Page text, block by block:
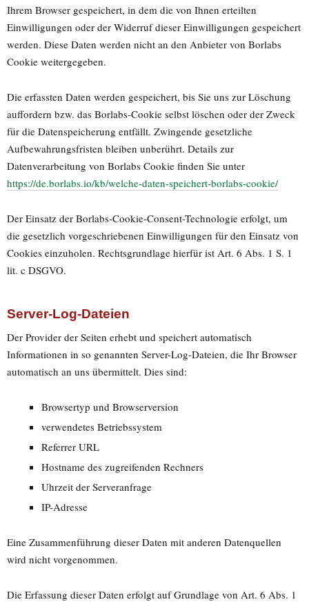
Ihrem Browser gespeichert, in dem die von Ihnen erteilten
Einwilligungen oder der Widerruf dieser Einwilligungen gespeichert
werden. Diese Daten werden nicht an den Anbieter von Borlabs
Cookie weitergegeben.
Die erfassten Daten werden gespeichert, bis Sie uns zur Löschung
auffordern bzw. das Borlabs-Cookie selbst löschen oder der Zweck
für die Datenspeicherung entfällt. Zwingende gesetzliche
Aufbewahrungsfristen bleiben unberührt. Details zur
Datenverarbeitung von Borlabs Cookie finden Sie unter
https://de.borlabs.io/kb/welche-daten-speichert-borlabs-cookie/
Der Einsatz der Borlabs-Cookie-Consent-Technologie erfolgt, um
die gesetzlich vorgeschriebenen Einwilligungen für den Einsatz von
Cookies einzuholen. Rechtsgrundlage hierfür ist Art. 6 Abs. 1 S. 1
lit. c DSGVO.
Server-Log-Dateien
Der Provider der Seiten erhebt und speichert automatisch
Informationen in so genannten Server-Log-Dateien, die Ihr Browser
automatisch an uns übermittelt. Dies sind:
Browsertyp und Browserversion
verwendetes Betriebssystem
Referrer URL
Hostname des zugreifenden Rechners
Uhrzeit der Serveranfrage
IP-Adresse
Eine Zusammenführung dieser Daten mit anderen Datenquellen
wird nicht vorgenommen.
Die Erfassung dieser Daten erfolgt auf Grundlage von Art. 6 Abs. 1